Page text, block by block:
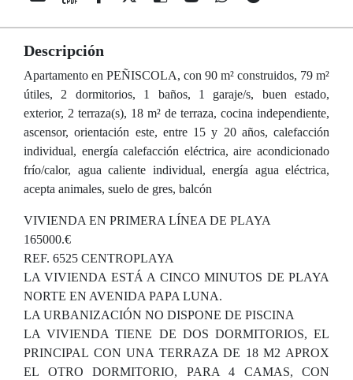
Descripción
Apartamento en PEÑISCOLA, con 90 m² construidos, 79 m²
útiles, 2 dormitorios, 1 baños, 1 garaje/s, buen estado,
exterior, 2 terraza(s), 18 m² de terraza, cocina independiente,
ascensor, orientación este, entre 15 y 20 años, calefacción
individual, energía calefacción eléctrica, aire acondicionado
frío/calor, agua caliente individual, energía agua eléctrica,
acepta animales, suelo de gres, balcón
VIVIENDA EN PRIMERA LÍNEA DE PLAYA
165000.€
REF. 6525 CENTROPLAYA
LA VIVIENDA ESTÁ A CINCO MINUTOS DE PLAYA
NORTE EN AVENIDA PAPA LUNA.
LA URBANIZACIÓN NO DISPONE DE PISCINA
LA VIVIENDA TIENE DE DOS DORMITORIOS, EL
PRINCIPAL CON UNA TERRAZA DE 18 M2 APROX
EL OTRO DORMITORIO, PARA 4 CAMAS, CON